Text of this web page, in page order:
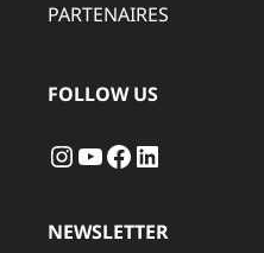
PARTENAIRES
FOLLOW US
Instagram
YouTube
Facebook
LinkedIn
NEWSLETTER